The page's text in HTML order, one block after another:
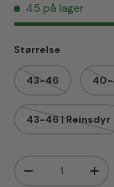
45 på lager
Størrelse
43-46 40-
43-46 | Reinsdyr
Senk antall
Øk